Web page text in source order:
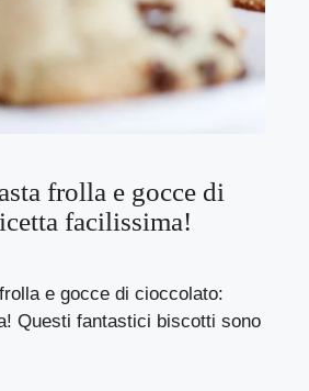
frolla e gocce di
facilissima!
e gocce di cioccolato:
Questi fantastici biscotti sono